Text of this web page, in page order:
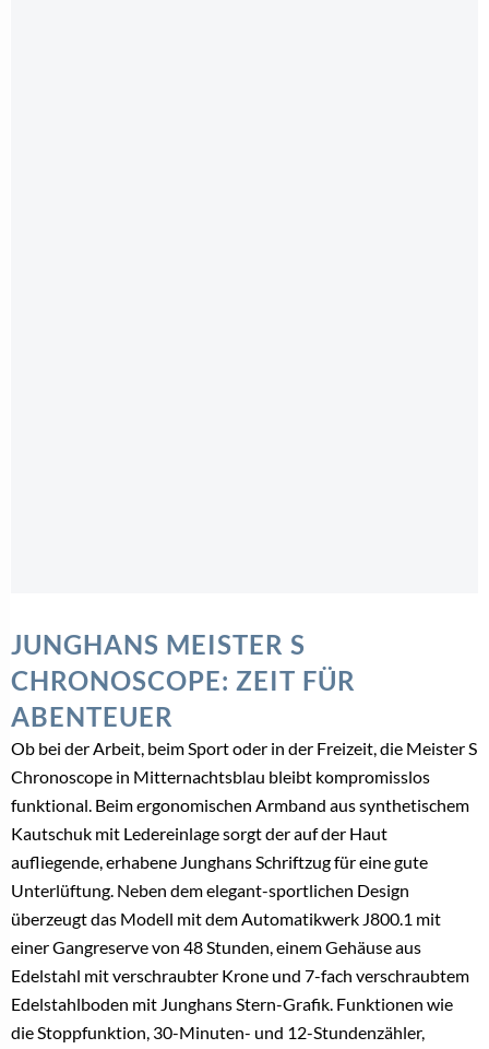
JUNGHANS MEISTER S
CHRONOSCOPE: ZEIT FÜR
ABENTEUER
Ob bei der Arbeit, beim Sport oder in der Freizeit, die Meister S
Chronoscope in Mitternachtsblau bleibt kompromisslos
funktional. Beim ergonomischen Armband aus synthetischem
Kautschuk mit Ledereinlage sorgt der auf der Haut
aufliegende, erhabene Junghans Schriftzug für eine gute
Unterlüftung. Neben dem elegant-sportlichen Design
überzeugt das Modell mit dem Automatikwerk J800.1 mit
einer Gangreserve von 48 Stunden, einem Gehäuse aus
Edelstahl mit verschraubter Krone und 7-fach verschraubtem
Edelstahlboden mit Junghans Stern-Grafik. Funktionen wie
die Stoppfunktion, 30-Minuten- und 12-Stundenzähler,